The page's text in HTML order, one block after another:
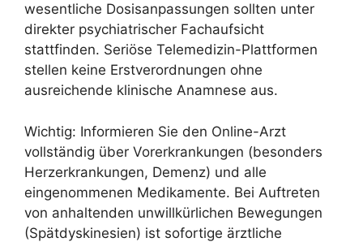
wesentliche Dosisanpassungen sollten unter
direkter psychiatrischer Fachaufsicht
stattfinden. Seriöse Telemedizin-Plattformen
stellen keine Erstverordnungen ohne
ausreichende klinische Anamnese aus.
Wichtig: Informieren Sie den Online-Arzt
vollständig über Vorerkrankungen (besonders
Herzerkrankungen, Demenz) und alle
eingenommenen Medikamente. Bei Auftreten
von anhaltenden unwillkürlichen Bewegungen
(Spätdyskinesien) ist sofortige ärztliche